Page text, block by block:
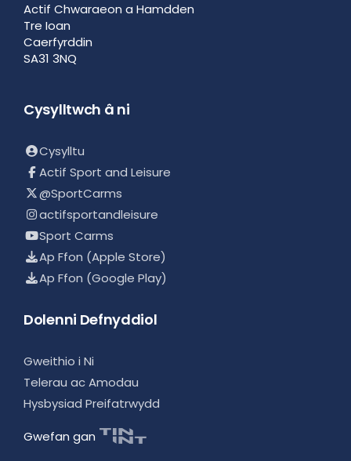
Actif Chwaraeon a Hamdden
Tre Ioan
Caerfyrddin
SA31 3NQ
Cysylltwch â ni
Cysylltu
Actif Sport and Leisure
@SportCarms
actifsportandleisure
Sport Carms
Ap Ffon (Apple Store)
Ap Ffon (Google Play)
Dolenni Defnyddiol
Gweithio i Ni
Telerau ac Amodau
Hysbysiad Preifatrwydd
Gwefan gan